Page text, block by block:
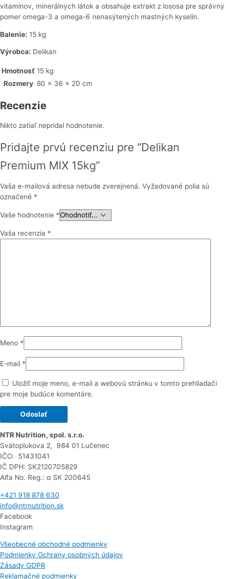
vitamínov, minerálnych látok a obsahuje extrakt z lososa pre správny
pomer omega-3 a omega-6 nenasýtených mastných kyselín.
Balenie: 15 kg
Výrobca: Delikan
Hmotnosť 15 kg
Rozmery 80 × 36 × 20 cm
Recenzie
Nikto zatiaľ nepridal hodnotenie.
Pridajte prvú recenziu pre “Delikan
Premium MIX 15kg”
Vaša e-mailová adresa nebude zverejnená. Vyžadované polia sú
označené *
Vaše hodnotenie *
Vaša recenzia *
Meno *
E-mail *
Uložiť moje meno, e-mail a webovú stránku v tomto prehliadači
pre moje budúce komentáre.
NTR Nutrition, spol. s.r.o.
Svätoplukova 2, 984 01 Lučenec
IČO: 51431041
IČ DPH: SK2120705829
Alfa No. Reg.: α SK 200645
+421 918 878 630
info@ntrnutrition.sk
Facebook
Instagram
Všeobecné obchodné podmienky
Podmienky Ochrany osobných údajov
Zásady GDPR
Reklamačné podmienky